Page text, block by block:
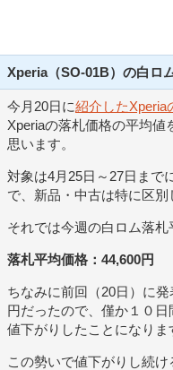
Xperia（SO-01B）の白ロ
今月20日に紹介したXperia
Xperiaの落札価格の平均値
思います。
対象は4月25日～27日まで
で、新品・中古は特に区別
それでは今週の白ロム落札
落札平均価格：44,600円
ちなみに前回（20日）に
円だったので、僅か１０
値下がりしたことになりま
この勢いで値下がりし続